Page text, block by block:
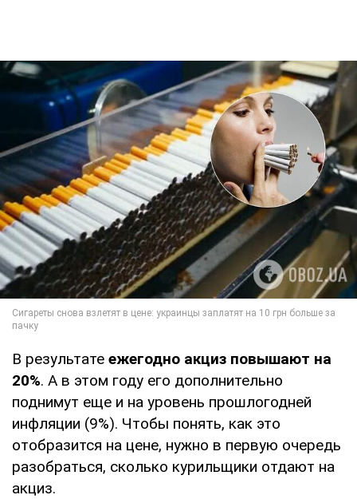
В результате ежегодно акциз повышают на
20%. А в этом году его дополнительно
поднимут еще и на уровень прошлогодней
инфляции (9%). Чтобы понять, как это
отобразится на цене, нужно в первую очередь
разобраться, сколько курильщики отдают на
акциз.